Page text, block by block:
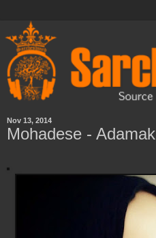
Nov 13, 2014
Mohadese - Adamak